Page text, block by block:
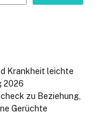
Krankheit leichte
2026
zu Beziehung,
Gerüchte